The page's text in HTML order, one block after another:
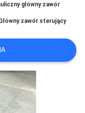
główny zawór
zawór sterujący